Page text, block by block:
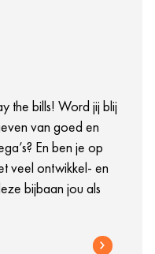
the bills! Word jij blij
van goed en
En ben je op
veel ontwikkel- en
bijbaan jou als